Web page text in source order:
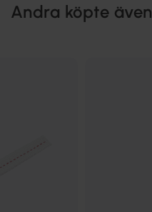
Andra köpte även